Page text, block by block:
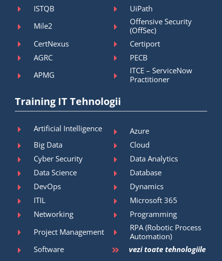
ISTQB
UiPath
Mile2
Offensive Security
(OffSec)
CertNexus
Certiport
AGRC
PECB
APMG
ITCE – ServiceNow
Practitioner
Training IT Tehnologii
Artificial Intelligence
Azure
Big Data
Cloud
Cyber Security
Data Analytics
Data Science
Database
DevOps
Dynamics
ITIL
Microsoft 365
Networking
Programming
Project Management
RPA (Robotic Process
Automation)
Software
vezi toate tehnologiile